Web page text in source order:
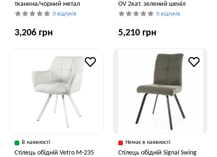
тканина/чорний метал
0 відгуків
3,206 грн
OV 2кат. зелений шеніл
0 відгуків
5,210 грн
В наявності
Стілець обідній Vetro M-235
Немає в наявності
Стілець обідній Signal Swing